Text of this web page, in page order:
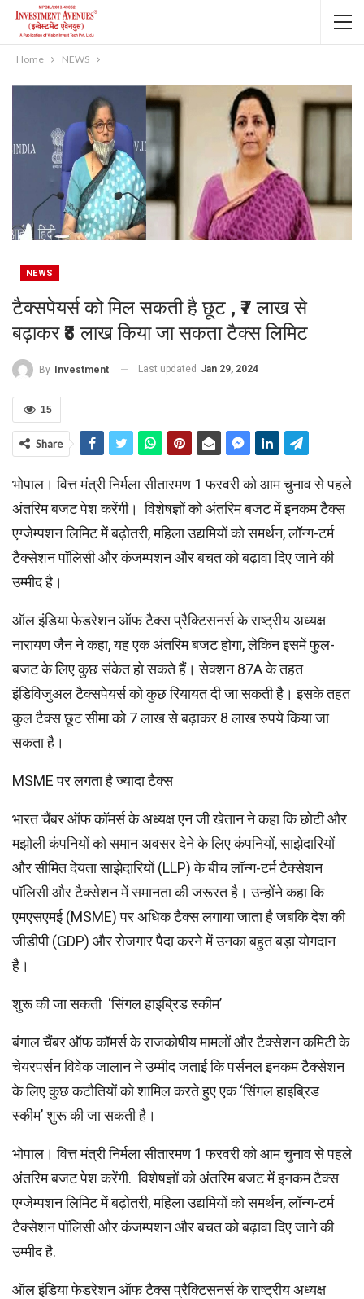
Home NEWS
NEWS
टैक्सपेयर्स को मिल सकती है छूट , ₹7 लाख से
बढ़ाकर ₹8 लाख किया जा सकता टैक्स लिमिट
By Investment Last updated Jan 29, 2024
15
Share
भोपाल। वित्त मंत्री निर्मला सीतारमण 1 फरवरी को आम चुनाव से पहले
अंतरिम बजट पेश करेंगी। विशेषज्ञों को अंतरिम बजट में इनकम टैक्स
एग्जेम्पशन लिमिट में बढ़ोतरी, महिला उद्यमियों को समर्थन, लॉन्ग-टर्म
टैक्सेशन पॉलिसी और कंजम्पशन और बचत को बढ़ावा दिए जाने की
उम्मीद है।
ऑल इंडिया फेडरेशन ऑफ टैक्स प्रैक्टिसनर्स के राष्ट्रीय अध्यक्ष
नारायण जैन ने कहा, यह एक अंतरिम बजट होगा, लेकिन इसमें फुल-
बजट के लिए कुछ संकेत हो सकते हैं। सेक्शन 87A के तहत
इंडिविजुअल टैक्सपेयर्स को कुछ रियायत दी जा सकती है। इसके तहत
कुल टैक्स छूट सीमा को 7 लाख से बढ़ाकर 8 लाख रुपये किया जा
सकता है।
MSME पर लगता है ज्यादा टैक्स
भारत चैंबर ऑफ कॉमर्स के अध्यक्ष एन जी खेतान ने कहा कि छोटी और
मझोली कंपनियों को समान अवसर देने के लिए कंपनियों, साझेदारियों
और सीमित देयता साझेदारियों (LLP) के बीच लॉन्ग-टर्म टैक्सेशन
पॉलिसी और टैक्सेशन में समानता की जरूरत है। उन्होंने कहा कि
एमएसएमई (MSME) पर अधिक टैक्स लगाया जाता है जबकि देश की
जीडीपी (GDP) और रोजगार पैदा करने में उनका बहुत बड़ा योगदान
है।
शुरू की जा सकती ‘सिंगल हाइब्रिड स्कीम’
बंगाल चैंबर ऑफ कॉमर्स के राजकोषीय मामलों और टैक्सेशन कमिटी के
चेयरपर्सन विवेक जालान ने उम्मीद जताई कि पर्सनल इनकम टैक्सेशन
के लिए कुछ कटौतियों को शामिल करते हुए एक ‘सिंगल हाइब्रिड
स्कीम’ शुरू की जा सकती है।
भोपाल। वित्त मंत्री निर्मला सीतारमण 1 फरवरी को आम चुनाव से पहले
अंतरिम बजट पेश करेंगी. विशेषज्ञों को अंतरिम बजट में इनकम टैक्स
एग्जेम्पशन लिमिट में बढ़ोतरी, महिला उद्यमियों को समर्थन, लॉन्ग-टर्म
टैक्सेशन पॉलिसी और कंजम्पशन और बचत को बढ़ावा दिए जाने की
उम्मीद है.
ऑल इंडिया फेडरेशन ऑफ टैक्स प्रैक्टिसनर्स के राष्ट्रीय अध्यक्ष